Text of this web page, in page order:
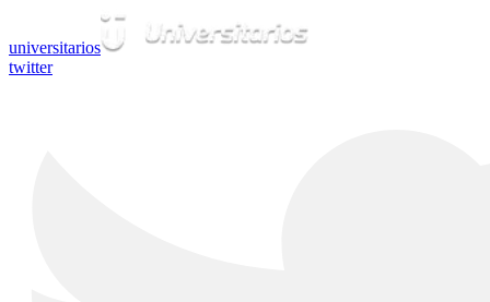
universitarios
twitter